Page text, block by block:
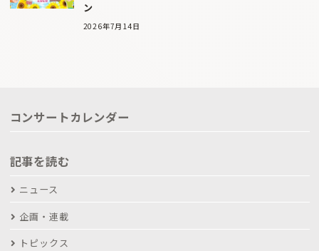
ン
2026年7月14日
コンサートカレンダー
記事を読む
ニュース
企画・連載
トピックス